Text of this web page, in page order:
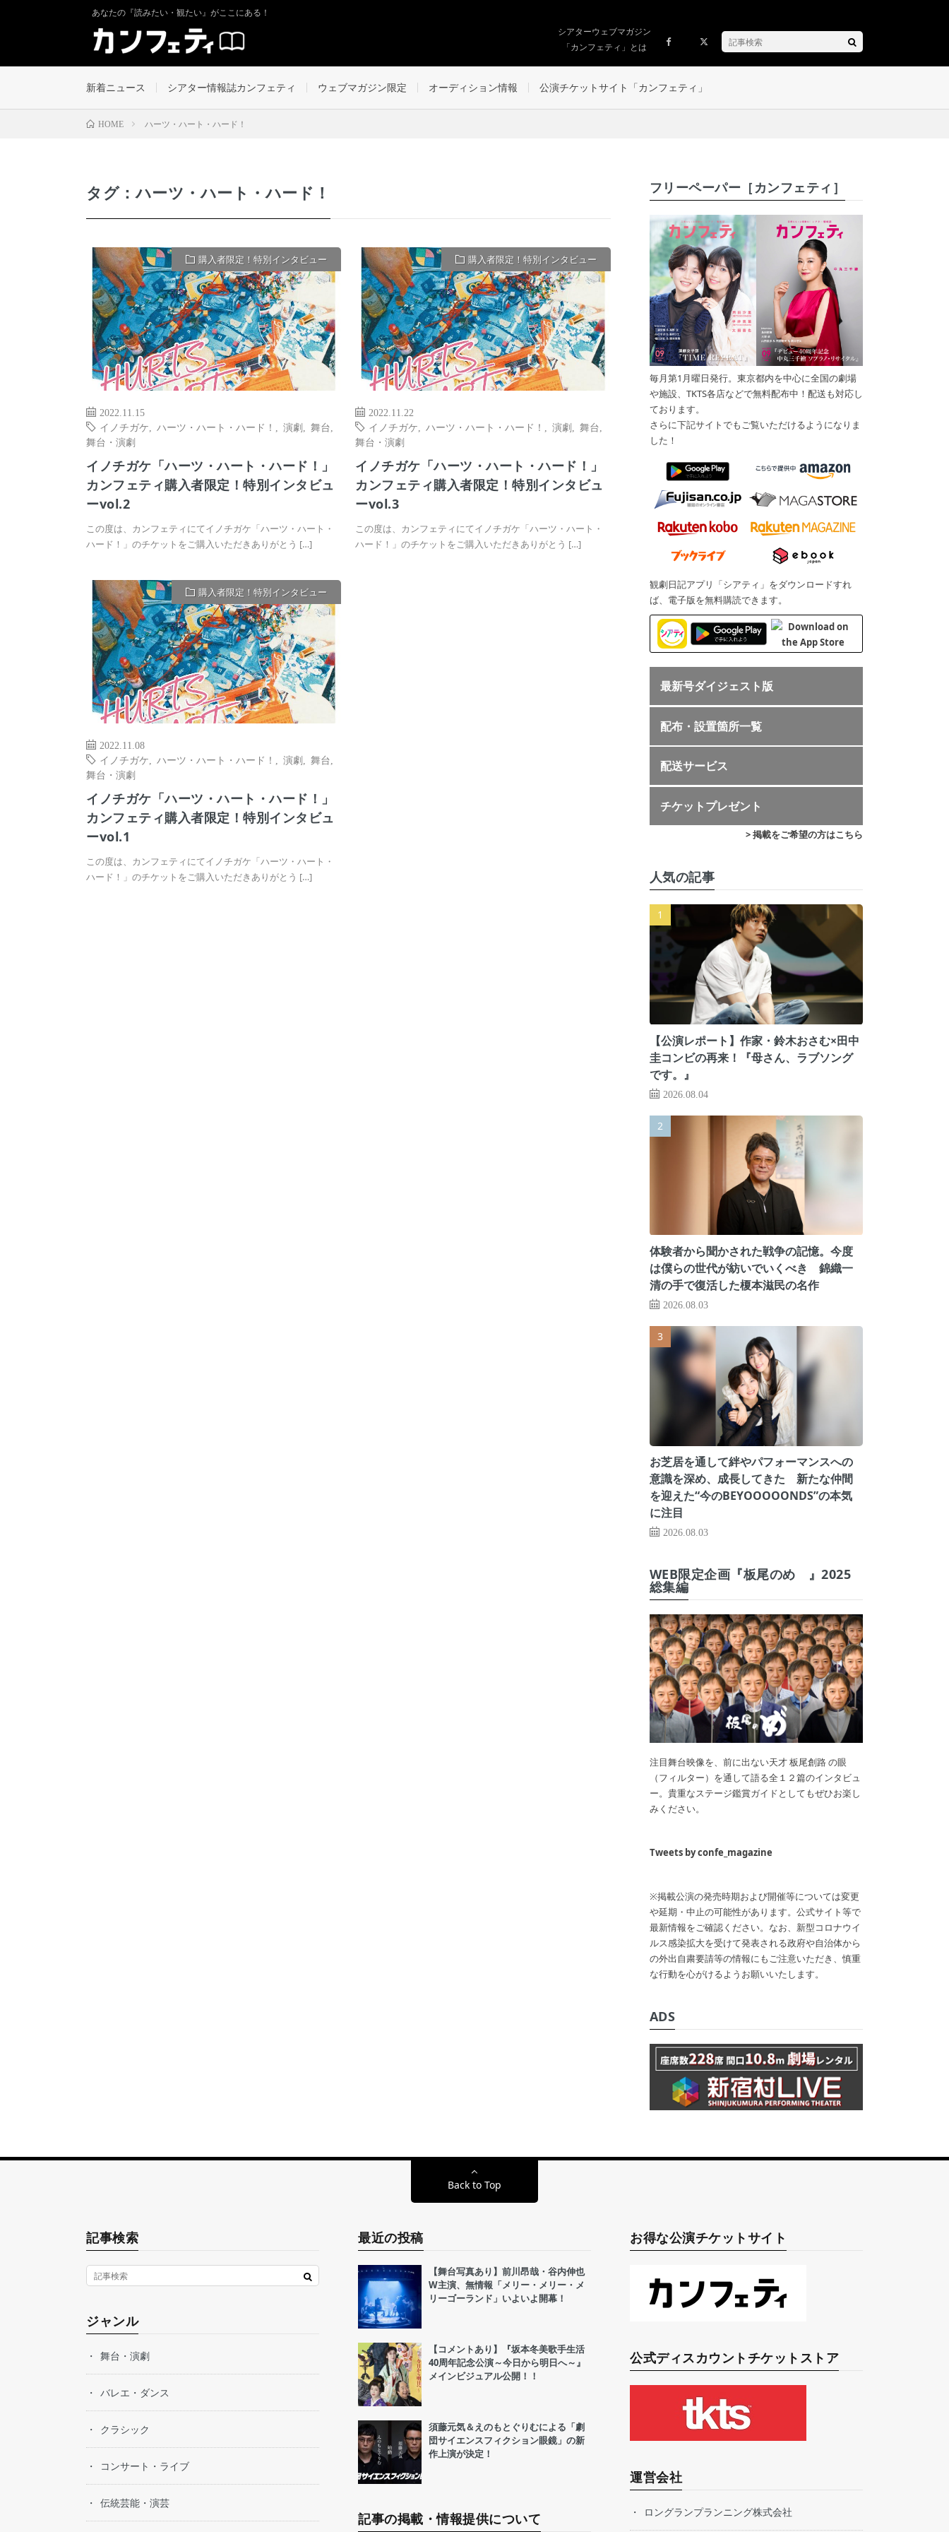
あなたの『読みたい・観たい』がここにある！
シアターウェブマガジン
「カンフェティ」とは
新着ニュース シアター情報誌カンフェティ ウェブマガジン限定 オーディション情報 公演チケットサイト「カンフェティ」
HOME ハーツ・ハート・ハード！
タグ：ハーツ・ハート・ハード！
購入者限定！特別インタビュー
2022.11.15
イノチガケ
ハーツ・ハート・ハード！ 演劇 舞台
舞台・演劇
イノチガケ「ハーツ・ハート・ハード！」
カンフェティ購入者限定！特別インタビュ
ーvol.2
この度は、カンフェティにてイノチガケ「ハーツ・ハート・
ハード！」のチケットをご購入いただきありがとう […]
購入者限定！特別インタビュー
2022.11.22
イノチガケ
ハーツ・ハート・ハード！ ,演劇 ,舞台
舞台・演劇
イノチガケ「ハーツ・ハート・ハード！」
カンフェティ購入者限定！特別インタビュ
ーvol.3
この度は、カンフェティにてイノチガケ「ハーツ・ハート・
ハード！」のチケットをご購入いただきありがとう […]
購入者限定！特別インタビュー
2022.11.08
イノチガケ
ハーツ・ハート・ハード！ 演劇 舞台
舞台・演劇
イノチガケ「ハーツ・ハート・ハード！」
カンフェティ購入者限定！特別インタビュ
ーvol.1
この度は、カンフェティにてイノチガケ「ハーツ・ハート・
ハード！」のチケットをご購入いただきありがとう […]
フリーペーパー［カンフェティ］
毎月第1月曜日発行。東京都内を中心に全国の劇場
や施設、TKTS各店などで無料配布中！配送も対応し
ております。
さらに下記サイトでもご覧いただけるようになりま
した！
観劇日記アプリ「シアティ」をダウンロードすれ
ば、電子版を無料購読できます。
最新号ダイジェスト版
配布・設置箇所一覧
配送サービス
チケットプレゼント
> 掲載をご希望の方はこちら
人気の記事
【公演レポート】作家・鈴木おさむ×田中
圭コンビの再来！『母さん、ラブソング
です。』
2026.08.04
体験者から聞かされた戦争の記憶。今度
は僕らの世代が紡いでいくべき 錦織一
清の手で復活した榎本滋民の名作
2026.08.03
お芝居を通して絆やパフォーマンスへの
意識を深め、成長してきた 新たな仲間
を迎えた“今のBEYOOOOONDS”の本気
に注目
2026.08.03
WEB限定企画『板尾のめ゙』2025
総集編
注目舞台映像を、前に出ない天才 板尾創路 の眼
（フィルター）を通して語る全１２篇のインタビュ
ー。貴重なステージ鑑賞ガイドとしてもぜひお楽し
みください。
Tweets by confe_magazine
※掲載公演の発売時期および開催等については変更
や延期・中止の可能性があります。公式サイト等で
最新情報をご確認ください。なお、新型コロナウイ
ルス感染拡大を受けて発表される政府や自治体から
の外出自粛要請等の情報にもご注意いただき、慎重
な行動を心がけるようお願いいたします。
ADS
Back to Top
記事検索
ジャンル
舞台・演劇
バレエ・ダンス
クラシック
コンサート・ライブ
伝統芸能・演芸
最近の投稿
【舞台写真あり】前川昂哉・谷内伸也
W主演、無情報「メリー・メリー・メ
リーゴーランド」いよいよ開幕！
【コメントあり】『坂本冬美歌手生活
40周年記念公演～今日から明日へ～』
メインビジュアル公開！！
須藤元気＆えのもとぐりむによる「劇
団サイエンスフィクション眼鏡」の新
作上演が決定！
記事の掲載・情報提供について
お得な公演チケットサイト
公式ディスカウントチケットストア
運営会社
ロングランプランニング株式会社